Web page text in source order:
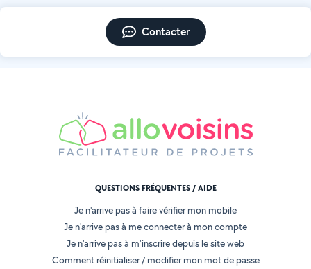
Contacter
QUESTIONS FRÉQUENTES / AIDE
Je n'arrive pas à faire vérifier mon mobile
Je n'arrive pas à me connecter à mon compte
Je n'arrive pas à m'inscrire depuis le site web
Comment réinitialiser / modifier mon mot de passe